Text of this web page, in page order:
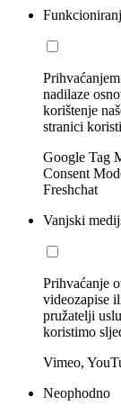
nadilaze
korištenje
stranici
Google Tag
Consent
Freshchat
Vanjski
Prihvaćanje
videozapise
pružatelji
koristimo
Vimeo,
Neophodno